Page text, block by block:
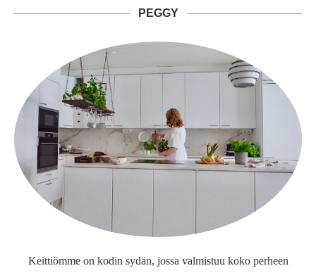
PEGGY
Keittiömme on kodin sydän, jossa valmistuu koko perheen